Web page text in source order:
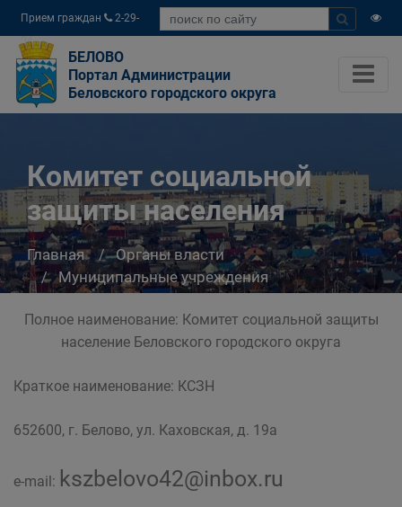
Прием граждан
2-29-
04
БЕЛОВО
Портал Администрации
Беловского городского округа
Комитет социальной
защиты населения
Главная
Органы власти
Муниципальные учреждения
Комитет социальной защиты населения
Полное наименование: Комитет социальной защиты
население Беловского городского округа
Краткое наименование: КСЗН
652600, г. Белово, ул. Каховская, д. 19а
e-mail: kszbelovo42@inbox.ru